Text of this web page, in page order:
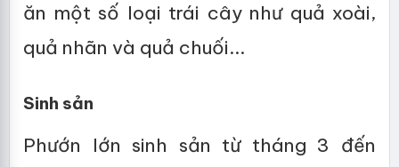
ăn một số loại trái cây như quả xoài,
quả nhãn và quả chuối...
Sinh sản
Phướn lớn sinh sản từ tháng 3 đến